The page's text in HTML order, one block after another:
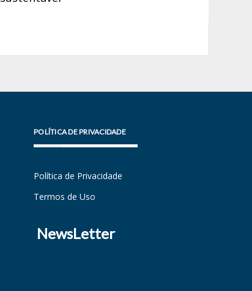
POLÍTICA DE PRIVACIDADE
Política de Privacidade
Termos de Uso
NewsLetter